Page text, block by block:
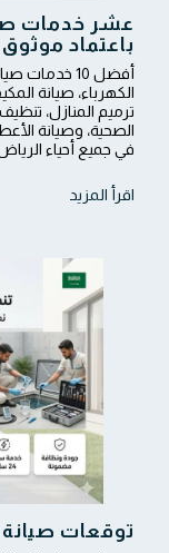
عشر خدمات
باعتماد موثوق
أفضل 10
الكهرباء، صيانة
ترميم المنازل،
في جميع أحياء
اقرأ المزيد
توقعات صيانة